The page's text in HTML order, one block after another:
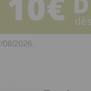
produit du
produit du
produit du
produit du
produit du
produit du
08/2026.